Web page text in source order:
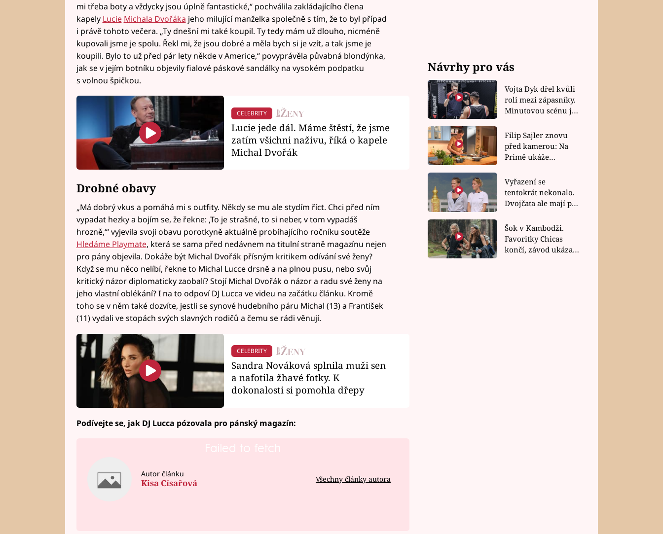
mi třeba boty a vždycky jsou úplně fantastické,“ pochválila zakládajícího člena
kapely Lucie Michala Dvořáka jeho milující manželka společně s tím, že to byl případ
i právě tohoto večera. „Ty dnešní mi také koupil. Ty tedy mám už dlouho, nicméně
kupovali jsme je spolu. Řekl mi, že jsou dobré a měla bych si je vzít, a tak jsme je
koupili. Bylo to už před pár lety někde v Americe,“ povyprávěla půvabná blondýnka,
jak se v jejím botníku objevily fialové páskové sandálky na vysokém podpatku
s volnou špičkou.
CELEBRITY
Lucie jede dál. Máme štěstí, že jsme
zatím všichni naživu, říká o kapele
Michal Dvořák
Drobné obavy
„Má dobrý vkus a pomáhá mi s outfity. Někdy se mu ale stydím říct. Chci před ním
vypadat hezky a bojím se, že řekne: ‚To je strašné, to si neber, v tom vypadáš
hrozně,‘“ vyjevila svoji obavu porotkyně aktuálně probíhajícího ročníku soutěže
Hledáme Playmate, která se sama před nedávnem na titulní straně magazínu nejen
pro pány objevila. Dokáže být Michal Dvořák přísným kritikem odívání své ženy?
Když se mu něco nelíbí, řekne to Michal Lucce drsně a na plnou pusu, nebo svůj
kritický názor diplomaticky zaobalí? Stojí Michal Dvořák o názor a radu své ženy na
jeho vlastní oblékání? I na to odpoví DJ Lucca ve videu na začátku článku. Kromě
toho se v něm také dozvíte, jestli se synové hudebního páru Michal (13) a František
(11) vydali ve stopách svých slavných rodičů a čemu se rádi věnují.
CELEBRITY
Sandra Nováková splnila muži sen
a nafotila žhavé fotky. K
dokonalosti si pomohla dřepy
Podívejte se, jak DJ Lucca pózovala pro pánský magazín:
Failed to fetch
Autor článku
Kisa Císařová Všechny články autora
Návrhy pro vás
Vojta Dyk dřel kvůli
roli mezi zápasníky.
Minutovou scénu jel
Filip Sajler znovu
před kamerou: Na
Primě ukáže
rychlé recepty
Vyřazení se
tentokrát nekonalo.
Dvojčata ale mají po
závodu nůž na krku
Šok v Kambodži.
Favoritky Chicas
končí, závod ukázal